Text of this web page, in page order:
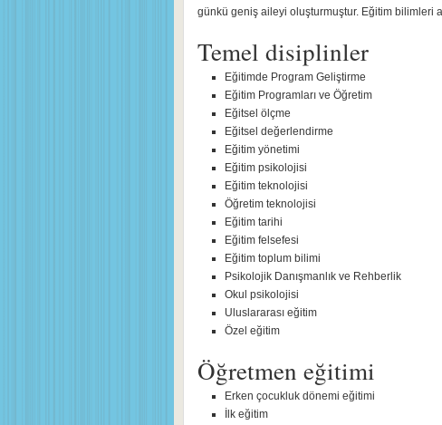
günkü geniş aileyi oluşturmuştur. Eğitim bilimleri
Temel disiplinler
Eğitimde Program Geliştirme
Eğitim Programları ve Öğretim
Eğitsel ölçme
Eğitsel değerlendirme
Eğitim yönetimi
Eğitim psikolojisi
Eğitim teknolojisi
Öğretim teknolojisi
Eğitim tarihi
Eğitim felsefesi
Eğitim toplum bilimi
Psikolojik Danışmanlık ve Rehberlik
Okul psikolojisi
Uluslararası eğitim
Özel eğitim
Öğretmen eğitimi
Erken çocukluk dönemi eğitimi
İlk eğitim